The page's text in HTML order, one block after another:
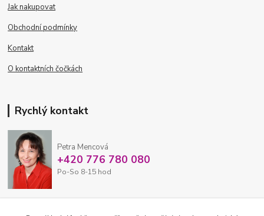
Jak nakupovat
Obchodní podmínky
Kontakt
O kontaktních čočkách
Rychlý kontakt
Petra Mencová
+420 776 780 080
Po-So 8-15 hod